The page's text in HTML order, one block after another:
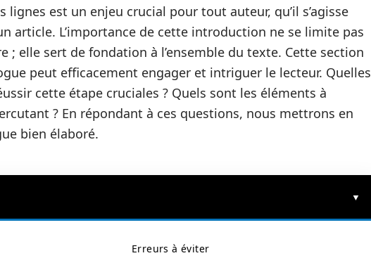
lignes est un enjeu crucial pour tout auteur, qu’il s’agisse
article. L’importance de cette introduction ne se limite pas
; elle sert de fondation à l’ensemble du texte. Cette section
peut efficacement engager et intriguer le lecteur. Quelles
cette étape cruciales ? Quels sont les éléments à
? En répondant à ces questions, nous mettrons en
bien élaboré.
Erreurs à éviter